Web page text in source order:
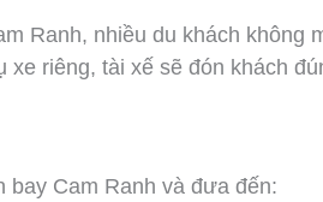
Ranh, nhiều du khách không
xe riêng, tài xế sẽ đón khách
Cam Ranh và đưa đến: